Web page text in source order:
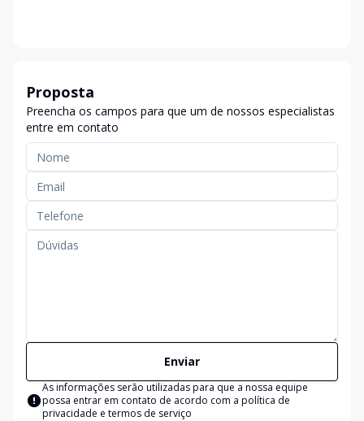
Proposta
Preencha os campos para que um de nossos especialistas
entre em contato
Enviar
As informações serão utilizadas para que a nossa equipe
possa entrar em contato de acordo com a política de
privacidade e termos de serviço